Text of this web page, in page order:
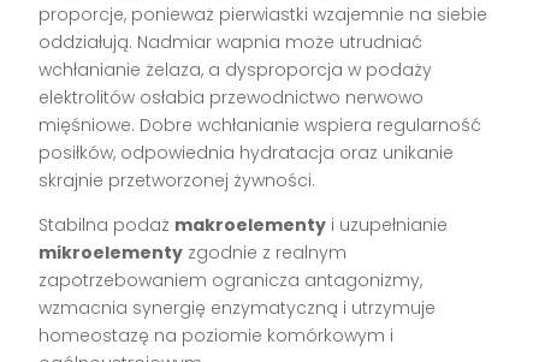
proporcje, ponieważ pierwiastki wzajemnie na siebie
oddziałują. Nadmiar wapnia może utrudniać
wchłanianie żelaza, a dysproporcja w podaży
elektrolitów osłabia przewodnictwo nerwowo
mięśniowe. Dobre wchłanianie wspiera regularność
posiłków, odpowiednia hydratacja oraz unikanie
skrajnie przetworzonej żywności.
Stabilna podaż makroelementy i uzupełnianie
mikroelementy zgodnie z realnym
zapotrzebowaniem ogranicza antagonizmy,
wzmacnia synergię enzymatyczną i utrzymuje
homeostazę na poziomie komórkowym i